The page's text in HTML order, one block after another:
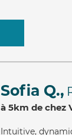
Sofia Q.,
à 5km de chez
Intuitive,